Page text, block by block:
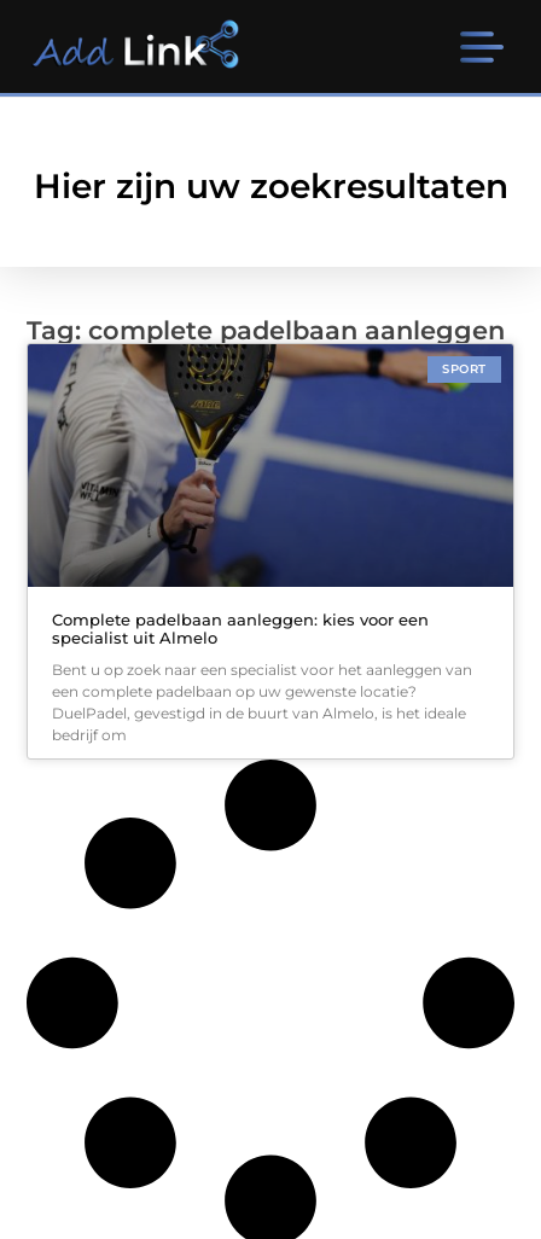
Hier zijn uw zoekresultaten
Tag: complete padelbaan aanleggen
SPORT
Complete padelbaan aanleggen: kies voor een
specialist uit Almelo
Bent u op zoek naar een specialist voor het aanleggen van
een complete padelbaan op uw gewenste locatie?
DuelPadel, gevestigd in de buurt van Almelo, is het ideale
bedrijf om